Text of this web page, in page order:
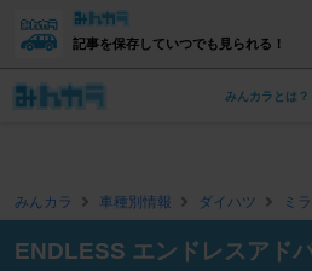
記事を保存していつでも見られる！
みんカラとは？
みんカラ 車種別情報 ダイハツ ミラ
ENDLESS エンドレスアド